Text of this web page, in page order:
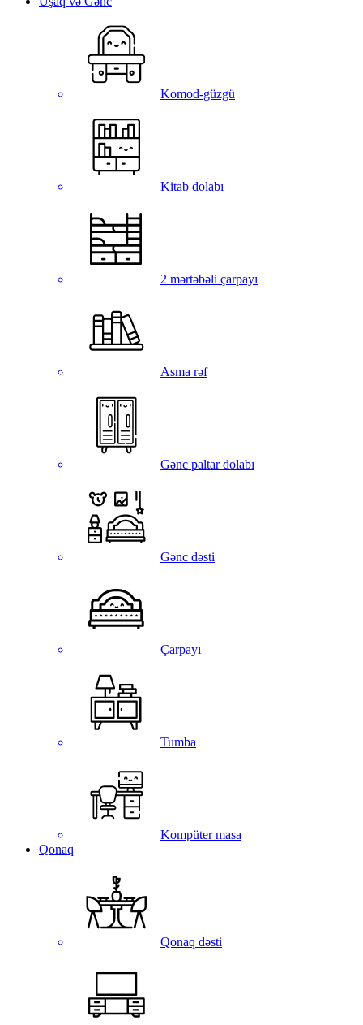
Komod-güzgü
Kitab dolabı
2 mərtəbəli çarpayı
Asma rəf
Gənc paltar dolabı
Gənc dəsti
Çarpayı
Tumba
Kompüter masa
Qonaq
Qonaq dəsti